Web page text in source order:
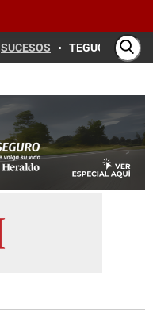
SUCESOS TEGUCIGALPA